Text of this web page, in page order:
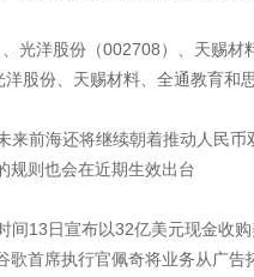
光洋股份（002708）、天赐
股份、天赐材料、全通教育
前海还将继续朝着推动人民
规则也会在近期生效出台
13日宣布以32亿美元现金
首席执行官佩奇将业务从广